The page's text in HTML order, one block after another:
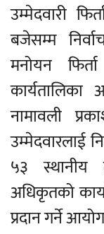
उम्मेदवारी
बजेसम्म
मनोयन
नामावली
उम्मेदवारलाई
५३ स्थानीय
अधिकृतको
प्रदान गर्ने